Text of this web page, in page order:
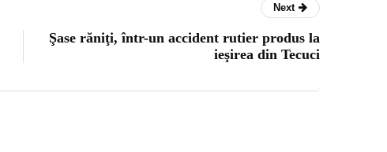
Next
Şase răniţi, într-un accident rutier produs la
ieşirea din Tecuci